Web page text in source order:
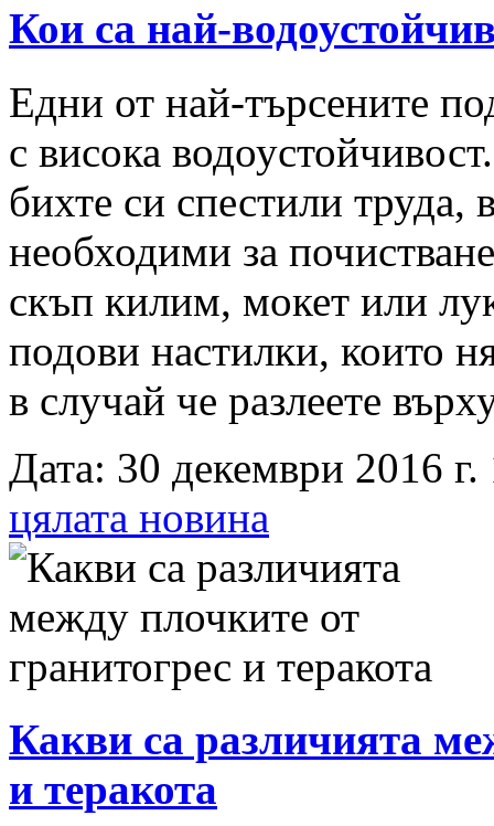
Кои са най-
Едни от най-търсените
с висока
бихте си спестили труда,
необходими за
скъп килим, мокет или
подови настилки, които
в случай че разлеете
Дата: 30 декември 2016
цялата новина
Какви са различията
и теракота